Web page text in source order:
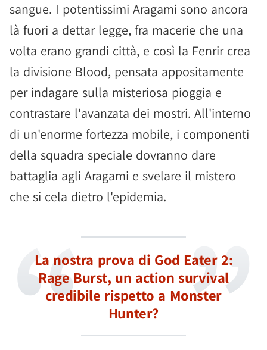
sangue. I potentissimi Aragami sono ancora
là fuori a dettar legge, fra macerie che una
volta erano grandi città, e così la Fenrir crea
la divisione Blood, pensata appositamente
per indagare sulla misteriosa pioggia e
contrastare l'avanzata dei mostri. All'interno
di un'enorme fortezza mobile, i componenti
della squadra speciale dovranno dare
battaglia agli Aragami e svelare il mistero
che si cela dietro l'epidemia.
La nostra prova di God Eater 2:
Rage Burst, un action survival
credibile rispetto a Monster
Hunter?